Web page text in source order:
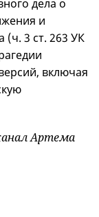
дела о
и
(ч. 3 ст. 263 УК
включая
Артема